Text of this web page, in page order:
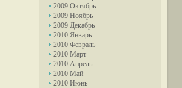
2009 Октябрь
2009 Ноябрь
2009 Декабрь
2010 Январь
2010 Февраль
2010 Март
2010 Апрель
2010 Май
2010 Июнь